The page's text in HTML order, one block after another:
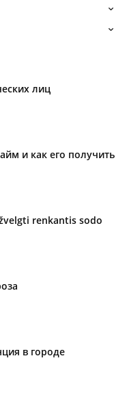
лиц
и как его получить
renkantis sodo
в городе